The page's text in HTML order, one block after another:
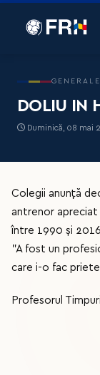
GENERALE
DOLIU IN
Duminică, 08 mai
Colegii anunță
antrenor apreciat
între 1990 și
”A fost un
care i-o fac
Profesorul